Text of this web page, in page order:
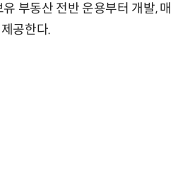
부동산 전반 운용부터 개발, 매
공한다.